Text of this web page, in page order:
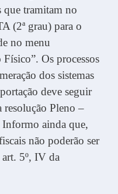
que tramitam no
(2ª grau) para o
no menu
Os processos
dos sistemas
deve seguir
resolução Pleno –
ainda que,
não poderão ser
5º, IV da